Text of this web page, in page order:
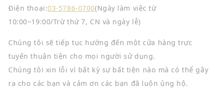
Điện thoại:03-5786-0700(Ngày làm việc từ
10:00~19:00/Trừ thứ 7, CN và ngày lễ)
Chúng tôi sẽ tiếp tục hướng đến một cửa hàng trực
tuyến thuận tiện cho mọi người sử dụng.
Chúng tôi xin lỗi vì bất kỳ sự bất tiện nào mà có thể gây
ra cho các bạn và cảm ơn các bạn đã luôn ủng hộ.